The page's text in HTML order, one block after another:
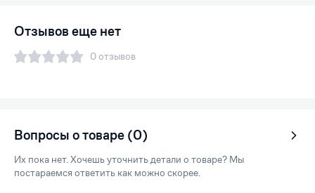
Отзывов еще нет
0 отзывов
Вопросы о товаре (0)
Их пока нет. Хочешь уточнить детали о товаре? Мы
постараемся ответить как можно скорее.